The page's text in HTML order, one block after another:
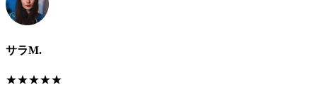
サラM.
★★★★★